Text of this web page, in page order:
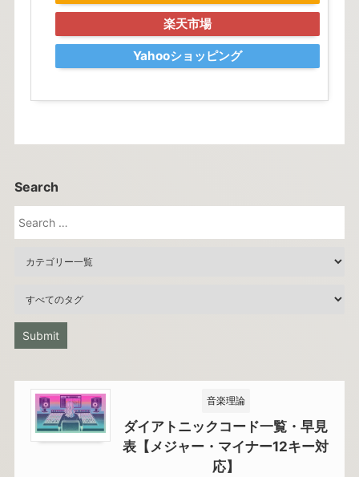
楽天市場
Yahooショッピング
Search
音楽理論
ダイアトニックコード一覧・早見
表【メジャー・マイナー12キー対
応】